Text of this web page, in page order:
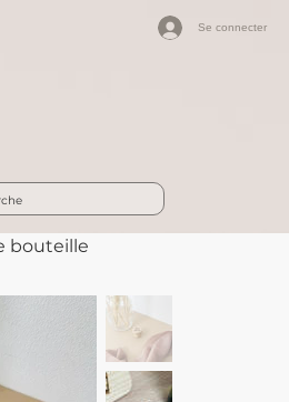
Se connecter
bouteille